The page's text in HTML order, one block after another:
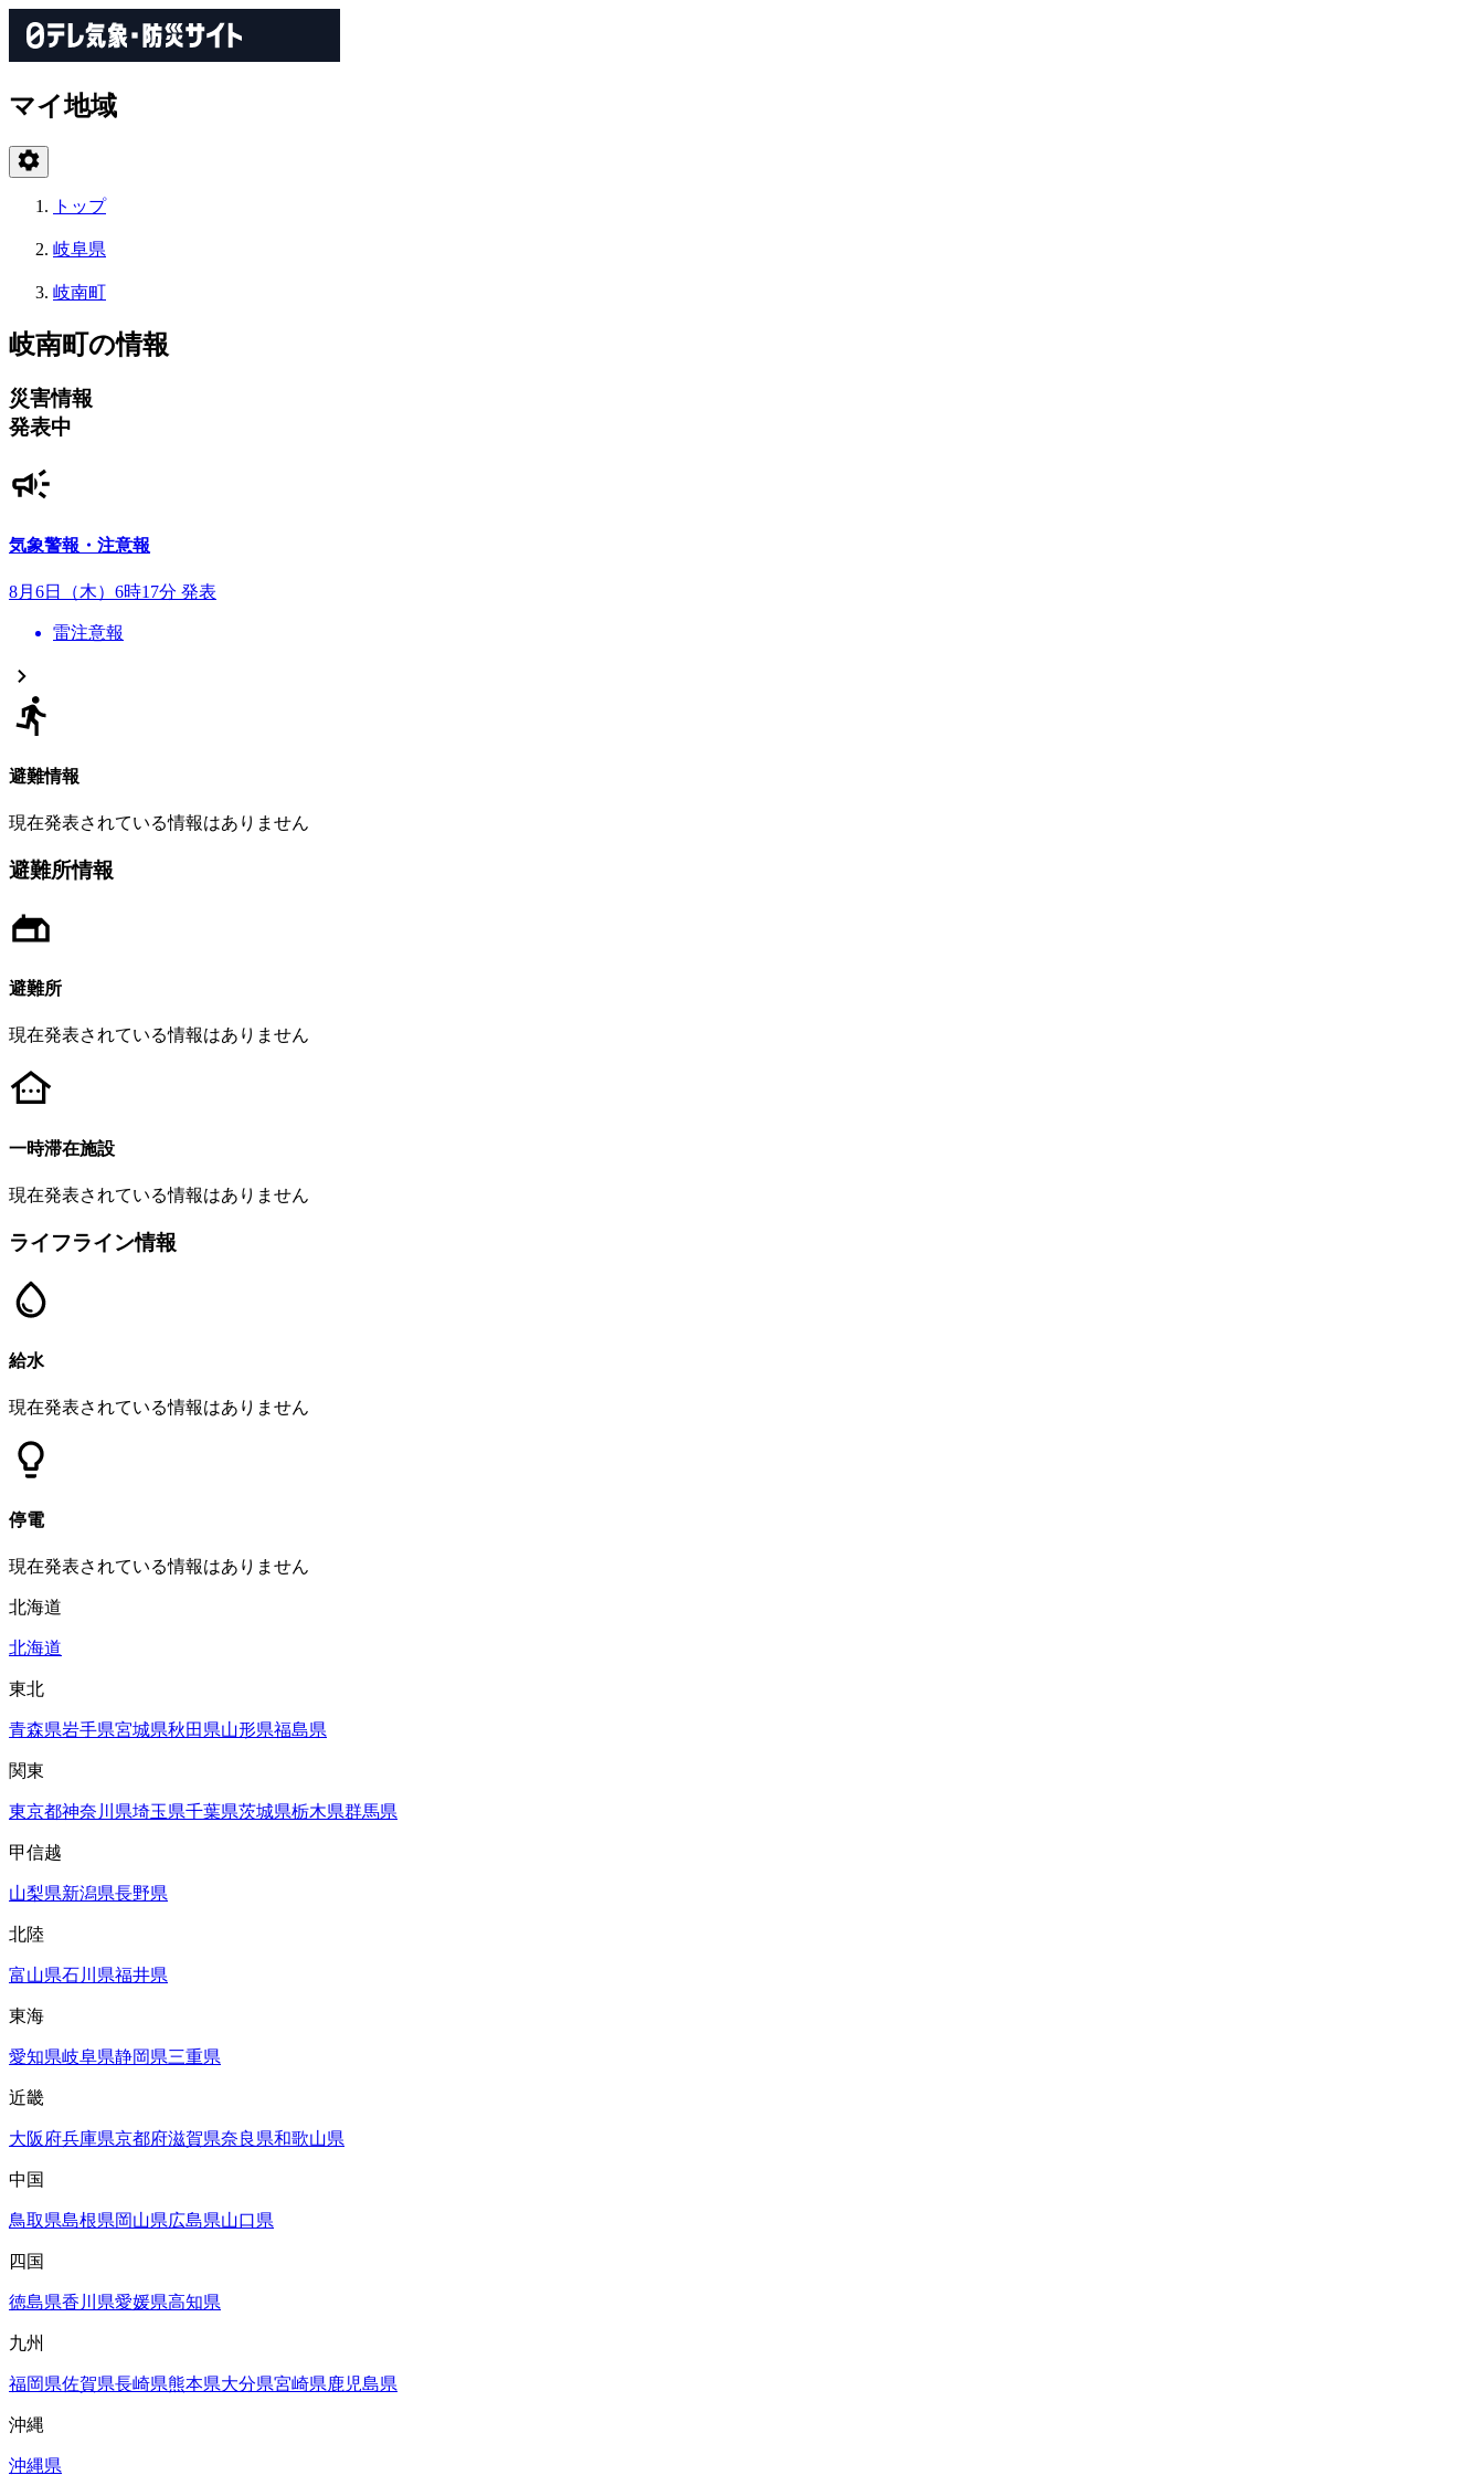
マイ地域
トップ
岐阜県
岐南町
岐南町の情報
災害情報
発表中
気象警報・注意報
8月6日（木）6時17分 発表
雷注意報
避難情報
現在発表されている情報はありません
避難所情報
避難所
現在発表されている情報はありません
一時滞在施設
現在発表されている情報はありません
ライフライン情報
給水
現在発表されている情報はありません
停電
現在発表されている情報はありません
北海道
北海道
東北
青森県岩手県宮城県秋田県山形県福島県
関東
東京都神奈川県埼玉県千葉県茨城県栃木県群馬県
甲信越
山梨県新潟県長野県
北陸
富山県石川県福井県
東海
愛知県岐阜県静岡県三重県
近畿
大阪府兵庫県京都府滋賀県奈良県和歌山県
中国
鳥取県島根県岡山県広島県山口県
四国
徳島県香川県愛媛県高知県
九州
福岡県佐賀県長崎県熊本県大分県宮崎県鹿児島県
沖縄
沖縄県